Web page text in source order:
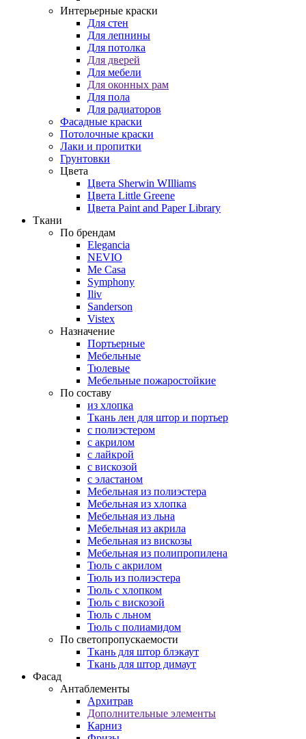
Интерьерные краски
Для стен
Для лепнины
Для потолка
Для дверей
Для мебели
Для оконных рам
Для пола
Для радиаторов
Фасадные краски
Потолочные краски
Лаки и пропитки
Грунтовки
Цвета
Цвета Sherwin WIlliams
Цвета Little Greene
Цвета Paint and Paper Library
Ткани
По брендам
Elegancia
NEVIO
Me Casa
Symphony
Iliv
Sanderson
Vistex
Назначение
Портьерные
Мебельные
Тюлевые
Мебельные пожаростойкие
По составу
из хлопка
Ткань лен для штор и портьер
с полиэстером
с акрилом
с лайкрой
с вискозой
с эластаном
Мебельная из полиэстера
Мебельная из хлопка
Мебельная из льна
Мебельная из акрила
Мебельная из вискозы
Мебельная из полипропилена
Тюль с акрилом
Тюль из полиэстера
Тюль с хлопком
Тюль с вискозой
Тюль с льном
Тюль с полиамидом
По светопропускаемости
Ткань для штор блэкаут
Ткань для штор димаут
Фасад
Антаблементы
Архитрав
Дополнительные элементы
Карниз